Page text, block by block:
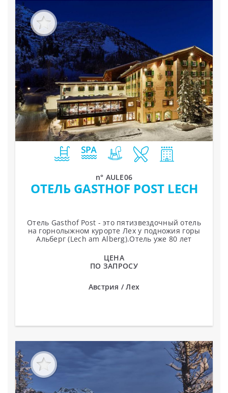
n° AULE06
ОТЕЛЬ GASTHOF POST LECH
Отель Gasthof Post - это пятизвездочный отель
на горнолыжном курорте Лех у подножия горы
Альберг (Lech am Alberg).Отель уже 80 лет
ЦЕНА
ПО ЗАПРОСУ
Австрия / Лех